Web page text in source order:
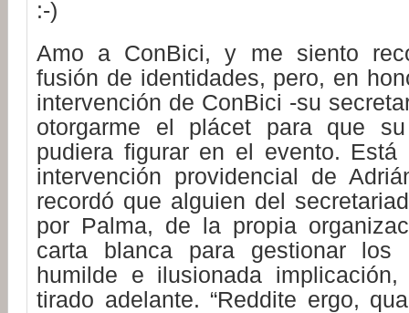
Amo a ConBici, y me siento
fusión de identidades, pero, en
intervención de ConBici -su
otorgarme el plácet para que
pudiera figurar en el evento.
intervención providencial de
recordó que alguien del
por Palma, de la propia
carta blanca para gestionar los
humilde e ilusionada
tirado adelante. “Reddite ergo,